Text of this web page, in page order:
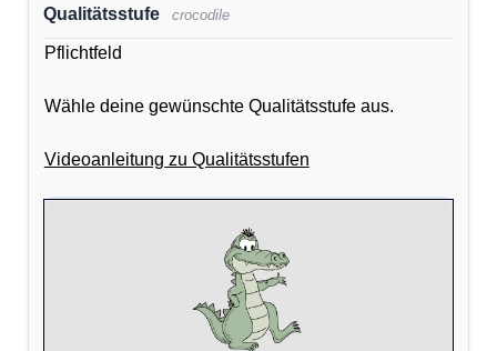
Qualitätsstufe crocodile
Pflichtfeld
Wähle deine gewünschte Qualitätsstufe aus.
Videoanleitung zu Qualitätsstufen